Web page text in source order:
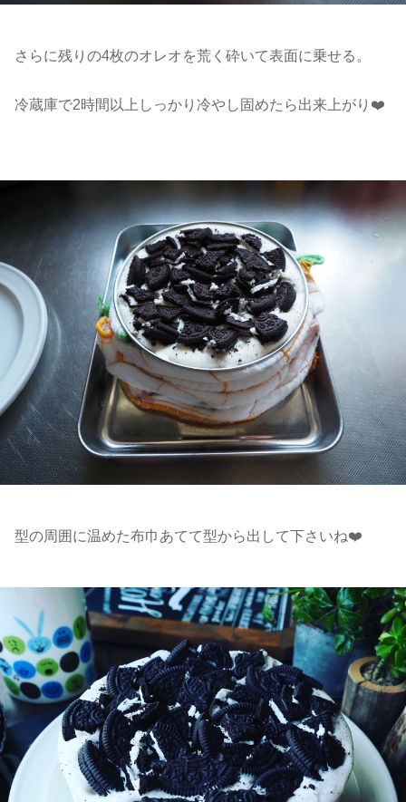
さらに残りの4枚のオレオを荒く砕いて表面に乗せる。
冷蔵庫で2時間以上しっかり冷やし固めたら出来上がり❤️
型の周囲に温めた布巾あてて型から出して下さいね❤️